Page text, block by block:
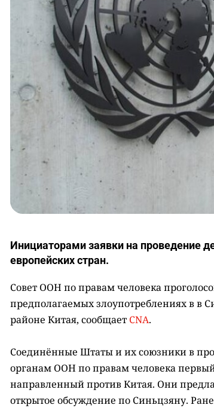
Инициаторами заявки на проведение
европейских стран.
Совет ООН по правам человека
предполагаемых злоупотреблениях в в
районе Китая, сообщает CNA.
Соединённые Штаты и их союзники в
органам ООН по правам человека
направленный против Китая. Они
открытое обсуждение по Синьцзяну.